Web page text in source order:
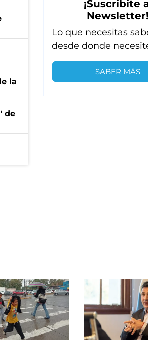
la
de
¡Suscribite
Newsletter!
Lo que necesitas
desde donde
SABER MÁS